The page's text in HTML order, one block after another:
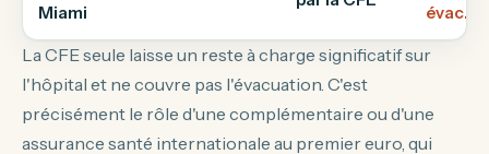
Miami évac.
La CFE seule laisse un reste à charge significatif sur
l'hôpital et ne couvre pas l'évacuation. C'est
précisément le rôle d'une complémentaire ou d'une
assurance santé internationale au premier euro, qui